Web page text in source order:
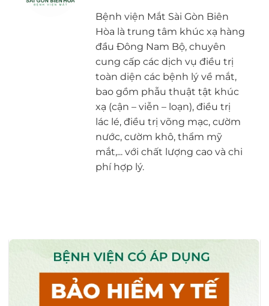
Bệnh viện Mắt Sài Gòn Biên
Hòa là trung tâm khúc xạ hàng
đầu Đông Nam Bộ, chuyên
cung cấp các dịch vụ điều trị
toàn diện các bệnh lý về mắt,
bao gồm phẫu thuật tật khúc
xạ (cận – viễn – loạn), điều trị
lác lé, điều trị võng mạc, cườm
nước, cườm khô, thẩm mỹ
mắt,... với chất lượng cao và chi
phí hợp lý.